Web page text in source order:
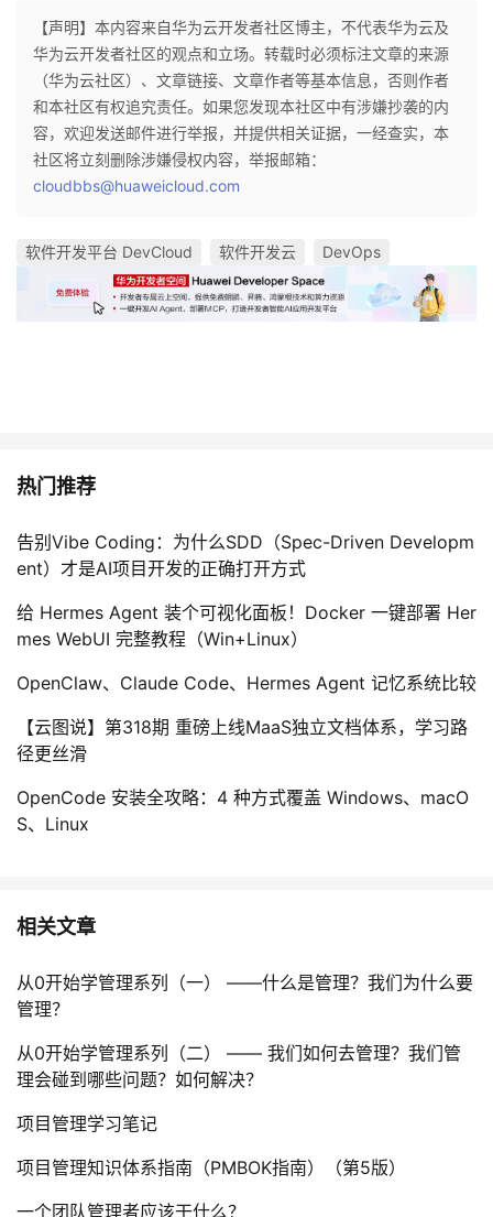
【声明】本内容来自华为云开发者社区博主，不代表华为云及
华为云开发者社区的观点和立场。转载时必须标注文章的来源
（华为云社区）、文章链接、文章作者等基本信息，否则作者
和本社区有权追究责任。如果您发现本社区中有涉嫌抄袭的内
容，欢迎发送邮件进行举报，并提供相关证据，一经查实，本
社区将立刻删除涉嫌侵权内容，举报邮箱：
cloudbbs@huaweicloud.com
软件开发平台 DevCloud 软件开发云 DevOps
热门推荐
告别Vibe Coding：为什么SDD（Spec-Driven Developm
ent）才是AI项目开发的正确打开方式
给 Hermes Agent 装个可视化面板！Docker 一键部署 Her
mes WebUI 完整教程（Win+Linux）
OpenClaw、Claude Code、Hermes Agent 记忆系统比较
【云图说】第318期 重磅上线MaaS独立文档体系，学习路
径更丝滑
OpenCode 安装全攻略：4 种方式覆盖 Windows、macO
S、Linux
相关文章
从0开始学管理系列（一） ——什么是管理？我们为什么要
管理？
从0开始学管理系列（二） —— 我们如何去管理？我们管
理会碰到哪些问题？如何解决？
项目管理学习笔记
项目管理知识体系指南（PMBOK指南）（第5版）
一个团队管理者应该干什么？